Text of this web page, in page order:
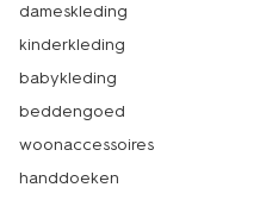
dameskleding
kinderkleding
babykleding
beddengoed
woonaccessoires
handdoeken